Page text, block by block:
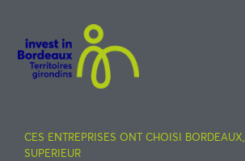
CES ENTREPRISES ONT CHOISI BORDEAUX,
SUPERIEUR